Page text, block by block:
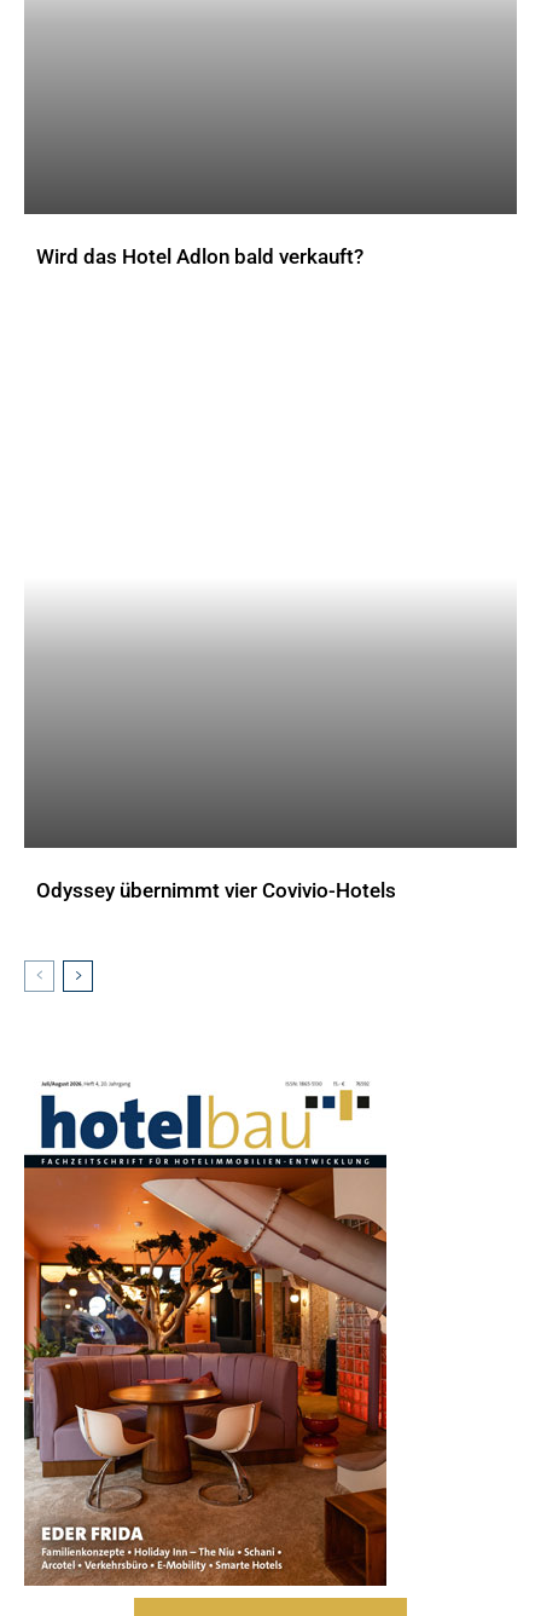
Wird das Hotel Adlon bald verkauft?
Odyssey übernimmt vier Covivio-Hotels